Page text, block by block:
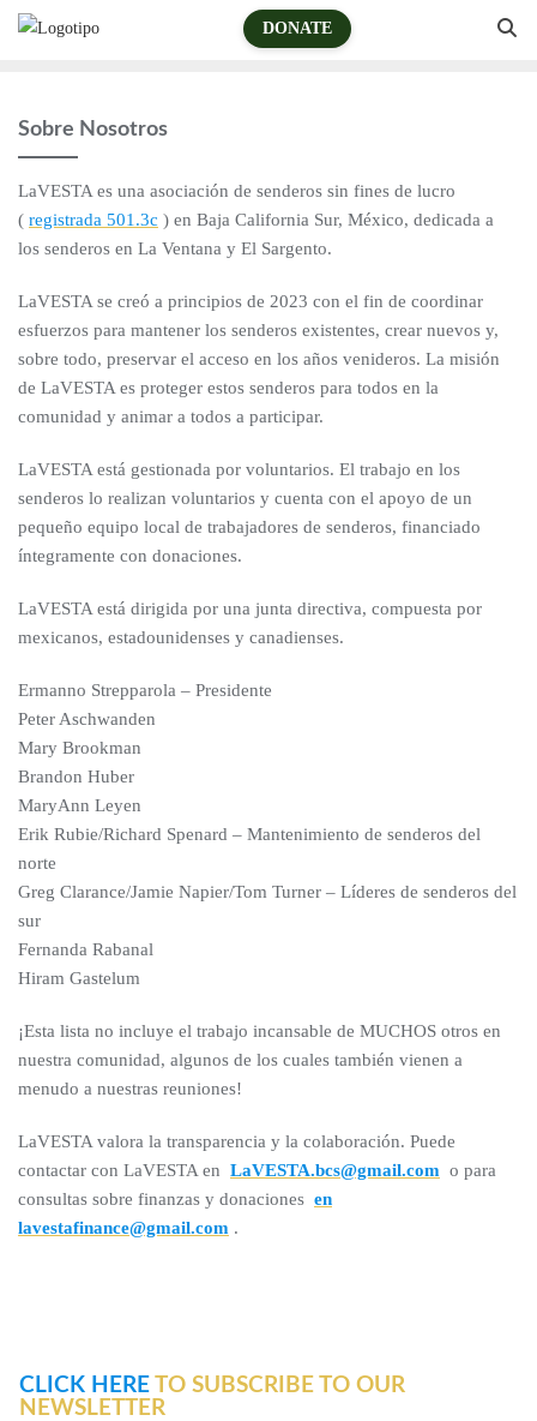
DONATE
Sobre Nosotros
LaVESTA es una asociación de senderos sin fines de lucro
( registrada 501.3c ) en Baja California Sur, México, dedicada a
los senderos en La Ventana y El Sargento.
LaVESTA se creó a principios de 2023 con el fin de coordinar
esfuerzos para mantener los senderos existentes, crear nuevos y,
sobre todo, preservar el acceso en los años venideros. La misión
de LaVESTA es proteger estos senderos para todos en la
comunidad y animar a todos a participar.
LaVESTA está gestionada por voluntarios. El trabajo en los
senderos lo realizan voluntarios y cuenta con el apoyo de un
pequeño equipo local de trabajadores de senderos, financiado
íntegramente con donaciones.
LaVESTA está dirigida por una junta directiva, compuesta por
mexicanos, estadounidenses y canadienses.
Ermanno Strepparola – Presidente
Peter Aschwanden
Mary Brookman
Brandon Huber
MaryAnn Leyen
Erik Rubie/Richard Spenard – Mantenimiento de senderos del
norte
Greg Clarance/Jamie Napier/Tom Turner – Líderes de senderos del
sur
Fernanda Rabanal
Hiram Gastelum
¡Esta lista no incluye el trabajo incansable de MUCHOS otros en
nuestra comunidad, algunos de los cuales también vienen a
menudo a nuestras reuniones!
LaVESTA valora la transparencia y la colaboración. Puede
contactar con LaVESTA en LaVESTA.bcs@gmail.com o para
consultas sobre finanzas y donaciones en
lavestafinance@gmail.com .
CLICK HERE TO SUBSCRIBE TO OUR
NEWSLETTER